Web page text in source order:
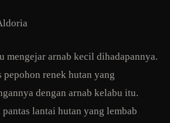
mengejar arnab kecil dihadapannya.
pepohon renek hutan yang
dengan arnab kelabu itu.
lantai hutan yang lembab